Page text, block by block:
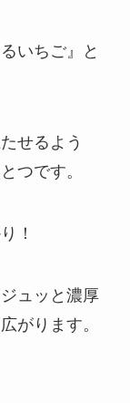
いちご』と
せるよう
つです。
！
ュッと濃厚
がります。